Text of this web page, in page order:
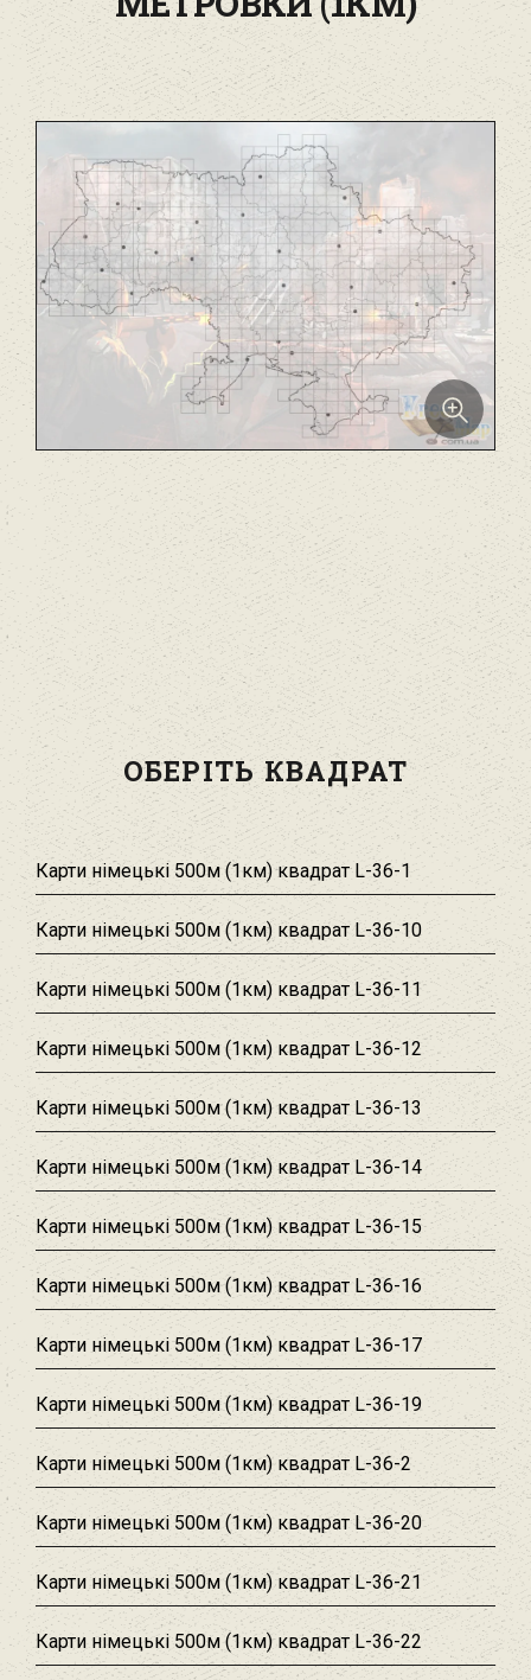
ОБЕРІТЬ КВАДРАТ
Карти німецькі 500м (1км) квадрат L-36-1
Карти німецькі 500м (1км) квадрат L-36-10
Карти німецькі 500м (1км) квадрат L-36-11
Карти німецькі 500м (1км) квадрат L-36-12
Карти німецькі 500м (1км) квадрат L-36-13
Карти німецькі 500м (1км) квадрат L-36-14
Карти німецькі 500м (1км) квадрат L-36-15
Карти німецькі 500м (1км) квадрат L-36-16
Карти німецькі 500м (1км) квадрат L-36-17
Карти німецькі 500м (1км) квадрат L-36-19
Карти німецькі 500м (1км) квадрат L-36-2
Карти німецькі 500м (1км) квадрат L-36-20
Карти німецькі 500м (1км) квадрат L-36-21
Карти німецькі 500м (1км) квадрат L-36-22